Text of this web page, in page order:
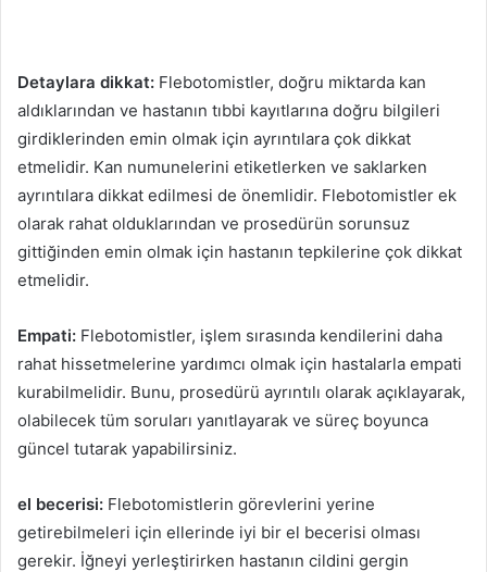
Detaylara dikkat: Flebotomistler, doğru miktarda kan
aldıklarından ve hastanın tıbbi kayıtlarına doğru bilgileri
girdiklerinden emin olmak için ayrıntılara çok dikkat
etmelidir. Kan numunelerini etiketlerken ve saklarken
ayrıntılara dikkat edilmesi de önemlidir. Flebotomistler ek
olarak rahat olduklarından ve prosedürün sorunsuz
gittiğinden emin olmak için hastanın tepkilerine çok dikkat
etmelidir.
Empati: Flebotomistler, işlem sırasında kendilerini daha
rahat hissetmelerine yardımcı olmak için hastalarla empati
kurabilmelidir. Bunu, prosedürü ayrıntılı olarak açıklayarak,
olabilecek tüm soruları yanıtlayarak ve süreç boyunca
güncel tutarak yapabilirsiniz.
el becerisi: Flebotomistlerin görevlerini yerine
getirebilmeleri için ellerinde iyi bir el becerisi olması
gerekir. İğneyi yerleştirirken hastanın cildini gergin